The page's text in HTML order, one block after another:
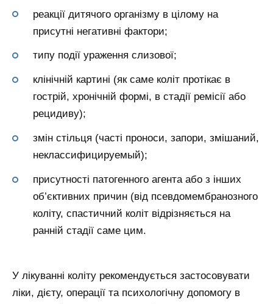
реакції дитячого організму в цілому на
присутні негативні фактори;
типу події ураження слизової;
клінічній картині (як саме коліт протікає в
гострій, хронічній формі, в стадії ремісії або
рецидиву);
змін стільця (часті проноси, запори, змішаний,
неклассифицируемый);
присутності патогенного агента або з інших
об’єктивних причин (від псевдомембранозного
коліту, спастичний коліт відрізняється на
ранній стадії саме цим.
У лікуванні коліту рекомендується застосовувати
ліки, дієту, операції та психологічну допомогу в